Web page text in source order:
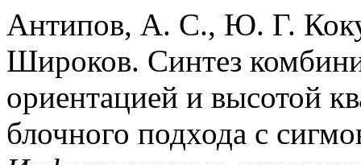
Антипов, А. С., Ю. Г.
Широков. Синтез
ориентацией и высотой
блочного подхода с